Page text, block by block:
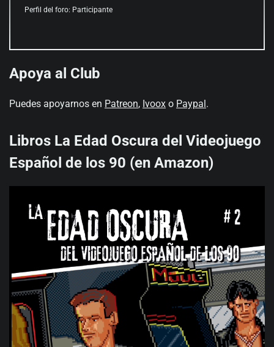
Perfil del foro: Participante
Apoya al Club
Puedes apoyarnos en Patreon, Ivoox o Paypal.
Libros La Edad Oscura del Videojuego
Español de los 90 (en Amazon)